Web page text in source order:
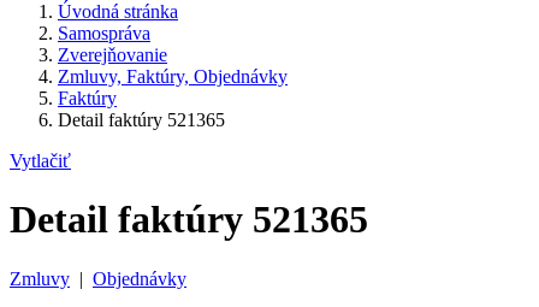
Úvodná stránka
Samospráva
Zverejňovanie
Zmluvy, Faktúry, Objednávky
Faktúry
Detail faktúry 521365
Vytlačiť
Detail faktúry 521365
Zmluvy | Objednávky